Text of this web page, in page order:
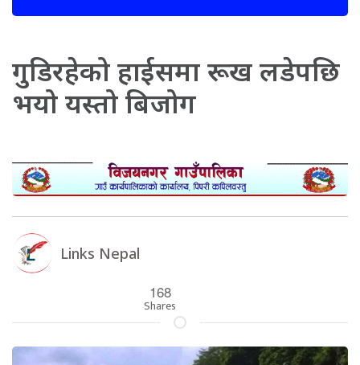
गुडिरहेको हाईसमा रूख लडेपछि
भय‍ो यस्तो बिजोग
Links Nepal
168
Shares